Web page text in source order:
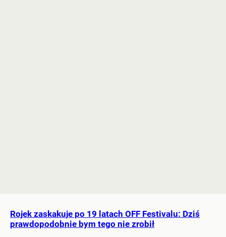
Rojek zaskakuje po 19 latach OFF Festivalu: Dziś
prawdopodobnie bym tego nie zrobił